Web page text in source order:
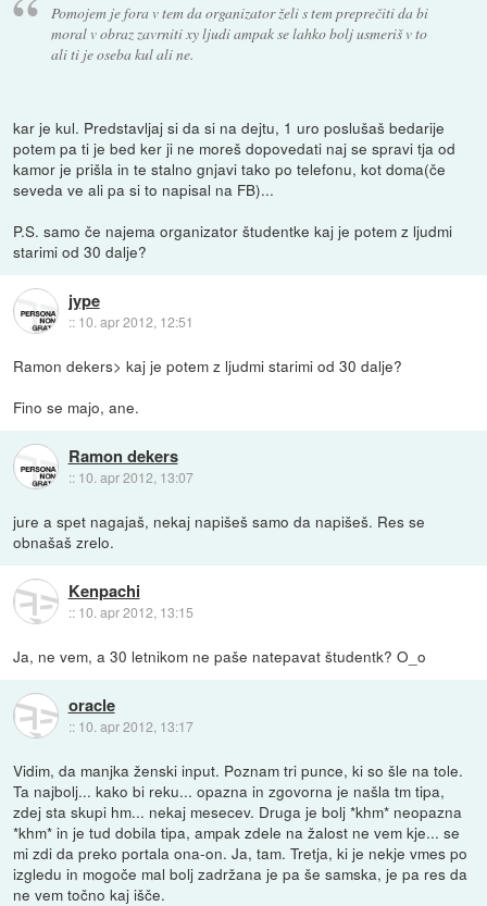
Pomojem je fora v tem da organizator želi s tem preprečiti da bi
moral v obraz zavrniti xy ljudi ampak se lahko bolj usmeriš v to
ali ti je oseba kul ali ne.
kar je kul. Predstavljaj si da si na dejtu, 1 uro poslušaš bedarije
potem pa ti je bed ker ji ne moreš dopovedati naj se spravi tja od
kamor je prišla in te stalno gnjavi tako po telefonu, kot doma(če
seveda ve ali pa si to napisal na FB)...
P.S. samo če najema organizator študentke kaj je potem z ljudmi
starimi od 30 dalje?
jype
:: 10. apr 2012, 12:51
Ramon dekers> kaj je potem z ljudmi starimi od 30 dalje?
Fino se majo, ane.
Ramon dekers
:: 10. apr 2012, 13:07
jure a spet nagajaš, nekaj napišeš samo da napišeš. Res se
obnašaš zrelo.
Kenpachi
:: 10. apr 2012, 13:15
Ja, ne vem, a 30 letnikom ne paše natepavat študentk? O_o
oracle
:: 10. apr 2012, 13:17
Vidim, da manjka ženski input. Poznam tri punce, ki so šle na tole.
Ta najbolj... kako bi reku... opazna in zgovorna je našla tm tipa,
zdej sta skupi hm... nekaj mesecev. Druga je bolj *khm* neopazna
*khm* in je tud dobila tipa, ampak zdele na žalost ne vem kje... se
mi zdi da preko portala ona-on. Ja, tam. Tretja, ki je nekje vmes po
izgledu in mogoče mal bolj zadržana je pa še samska, je pa res da
ne vem točno kaj išče.